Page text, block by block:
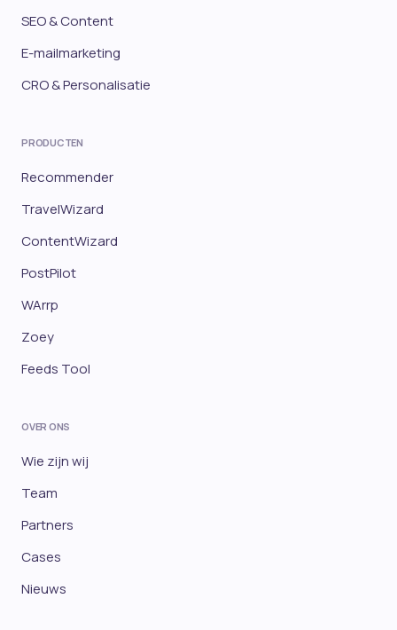
SEO & Content
E-mailmarketing
CRO & Personalisatie
PRODUCTEN
Recommender
TravelWizard
ContentWizard
PostPilot
WArrp
Zoey
Feeds Tool
OVER ONS
Wie zijn wij
Team
Partners
Cases
Nieuws